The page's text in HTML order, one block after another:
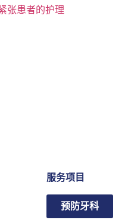
张患者的护理
服务项目
预防牙科